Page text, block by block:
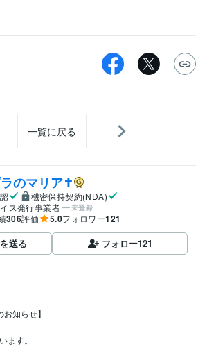
一覧に戻る
のマリア✝️
機密保持契約(NDA)
ス発行事業者
未登録
306評価 5.0フォロワー121
送る フォロー121
知らせ】
ます。